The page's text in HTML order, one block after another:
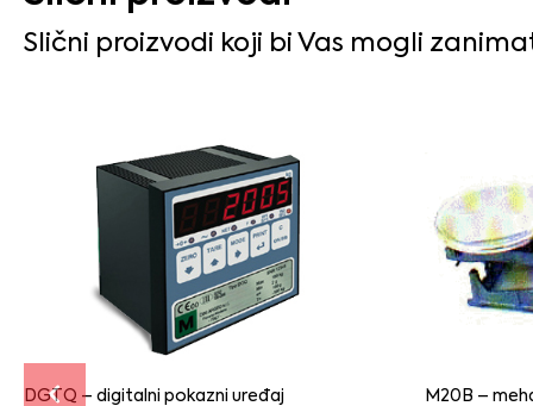
Slični proizvodi koji bi Vas mogli
DGTQ – digitalni pokazni uređaj M20B –